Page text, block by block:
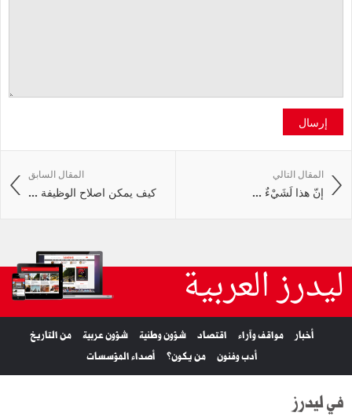
إرسال
المقال السابق
كيف يمكن اصلاح الوظيفة ...
المقال التالي
إنّ هذا لَشَيْءٌ ...
ليدرز العربية
أخبار مواقف وآراء اقتصاد شؤون وطنية شؤون عربية
من التاريخ
أدب وفنون
من يكون؟ أصداء المؤسسات
في ليدرز